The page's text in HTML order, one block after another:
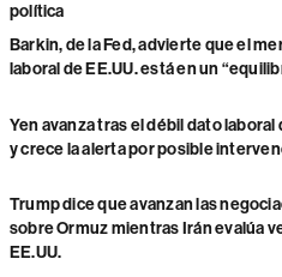
política
Barkin, de la Fed, advierte que el
laboral de EE.UU. está en un
Yen avanza tras el débil dato laboral
y crece la alerta por posible
Trump dice que avanzan las
sobre Ormuz mientras Irán evalúa
EE.UU.